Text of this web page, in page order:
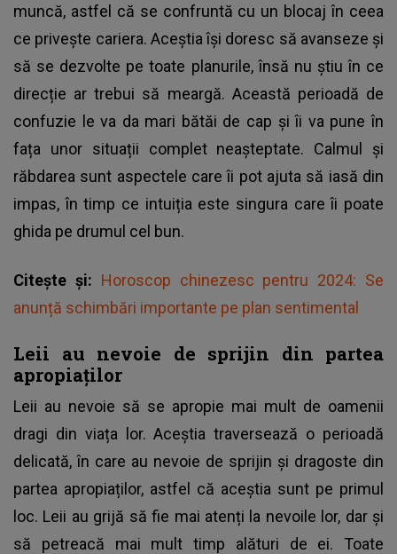
muncă, astfel că se confruntă cu un blocaj în ceea
ce privește cariera. Aceștia își doresc să avanseze și
să se dezvolte pe toate planurile, însă nu știu în ce
direcție ar trebui să meargă. Această perioadă de
confuzie le va da mari bătăi de cap și îi va pune în
fața unor situații complet neașteptate. Calmul și
răbdarea sunt aspectele care îi pot ajuta să iasă din
impas, în timp ce intuiția este singura care îi poate
ghida pe drumul cel bun.
Citește și: Horoscop chinezesc pentru 2024: Se
anunță schimbări importante pe plan sentimental
Leii au nevoie de sprijin din partea
apropiaților
Leii au nevoie să se apropie mai mult de oamenii
dragi din viața lor. Aceștia traversează o perioadă
delicată, în care au nevoie de sprijin și dragoste din
partea apropiaților, astfel că aceștia sunt pe primul
loc. Leii au grijă să fie mai atenți la nevoile lor, dar și
să petreacă mai mult timp alături de ei. Toate